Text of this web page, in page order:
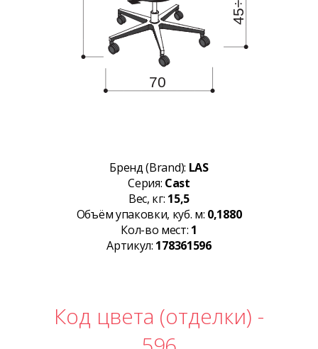
Бренд (Brand): LAS
Серия: Cast
Вес, кг: 15,5
Объём упаковки, куб. м: 0,1880
Кол-во мест: 1
Артикул: 178361596
Код цвета (отделки) -